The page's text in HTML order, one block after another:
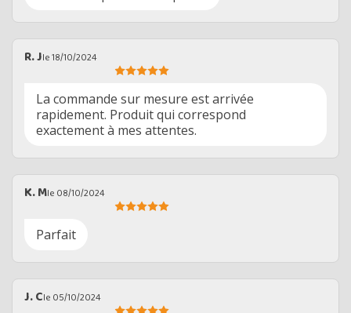
R. Jle 18/10/2024
La commande sur mesure est arrivée
rapidement. Produit qui correspond
exactement à mes attentes.
K. Mle 08/10/2024
Parfait
J. Cle 05/10/2024